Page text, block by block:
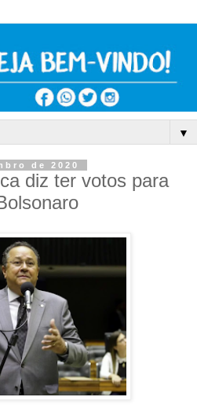
▼
de 2020
diz ter votos para